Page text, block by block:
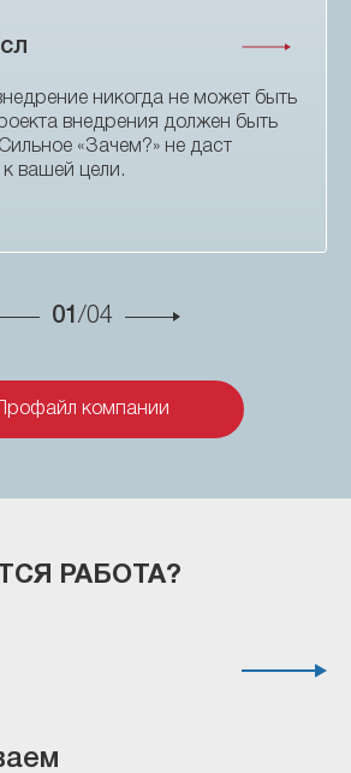
никогда не может быть
внедрения должен быть
«Зачем?» не даст
к вашей цели.
01 /04
Профайл компании
РАБОТА?